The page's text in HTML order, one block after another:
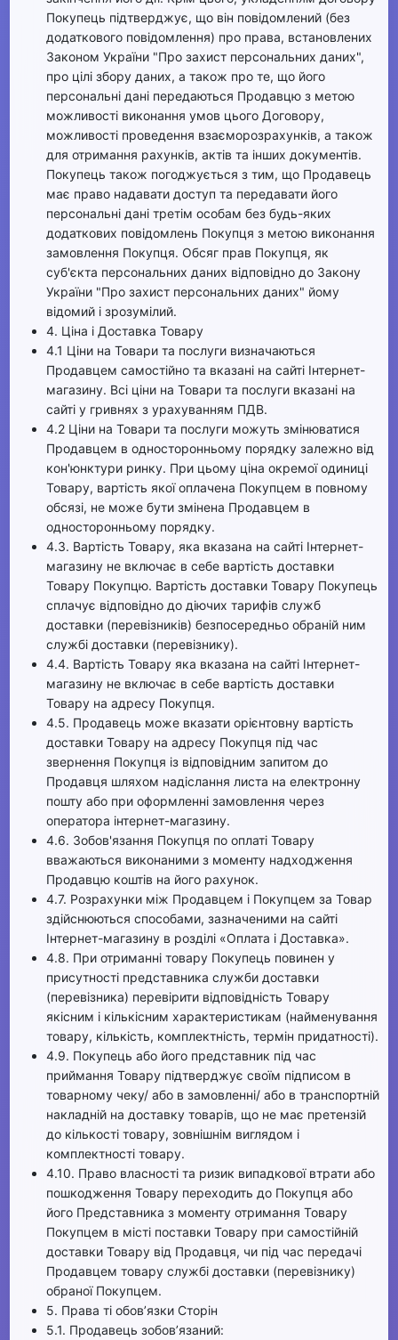
Покупець підтверджує, що він повідомлений (без
додаткового повідомлення) про права, встановлених
Законом України "Про захист персональних даних",
про цілі збору даних, а також про те, що його
персональні дані передаються Продавцю з метою
можливості виконання умов цього Договору,
можливості проведення взаєморозрахунків, а також
для отримання рахунків, актів та інших документів.
Покупець також погоджується з тим, що Продавець
має право надавати доступ та передавати його
персональні дані третім особам без будь-яких
додаткових повідомлень Покупця з метою виконання
замовлення Покупця. Обсяг прав Покупця, як
суб'єкта персональних даних відповідно до Закону
України "Про захист персональних даних" йому
відомий і зрозумілий.
4. Ціна і Доставка Товару
4.1 Ціни на Товари та послуги визначаються
Продавцем самостійно та вказані на сайті Інтернет-
магазину. Всі ціни на Товари та послуги вказані на
сайті у гривнях з урахуванням ПДВ.
4.2 Ціни на Товари та послуги можуть змінюватися
Продавцем в односторонньому порядку залежно від
кон'юнктури ринку. При цьому ціна окремої одиниці
Товару, вартість якої оплачена Покупцем в повному
обсязі, не може бути змінена Продавцем в
односторонньому порядку.
4.3. Вартість Товару, яка вказана на сайті Інтернет-
магазину не включає в себе вартість доставки
Товару Покупцю. Вартість доставки Товару Покупець
сплачує відповідно до діючих тарифів служб
доставки (перевізників) безпосередньо обраній ним
службі доставки (перевізнику).
4.4. Вартість Товару яка вказана на сайті Інтернет-
магазину не включає в себе вартість доставки
Товару на адресу Покупця.
4.5. Продавець може вказати орієнтовну вартість
доставки Товару на адресу Покупця під час
звернення Покупця із відповідним запитом до
Продавця шляхом надіслання листа на електронну
пошту або при оформленні замовлення через
оператора інтернет-магазину.
4.6. Зобов'язання Покупця по оплаті Товару
вважаються виконаними з моменту надходження
Продавцю коштів на його рахунок.
4.7. Розрахунки між Продавцем і Покупцем за Товар
здійснюються способами, зазначеними на сайті
Інтернет-магазину в розділі «Оплата і Доставка».
4.8. При отриманні товару Покупець повинен у
присутності представника служби доставки
(перевізника) перевірити відповідність Товару
якісним і кількісним характеристикам (найменування
товару, кількість, комплектність, термін придатності).
4.9. Покупець або його представник під час
приймання Товару підтверджує своїм підписом в
товарному чеку/ або в замовленні/ або в транспортній
накладній на доставку товарів, що не має претензій
до кількості товару, зовнішнім виглядом і
комплектності товару.
4.10. Право власності та ризик випадкової втрати або
пошкодження Товару переходить до Покупця або
його Представника з моменту отримання Товару
Покупцем в місті поставки Товару при самостійній
доставки Товару від Продавця, чи під час передачі
Продавцем товару службі доставки (перевізнику)
обраної Покупцем.
5. Права ті обов’язки Сторін
5.1. Продавець зобов’язаний: